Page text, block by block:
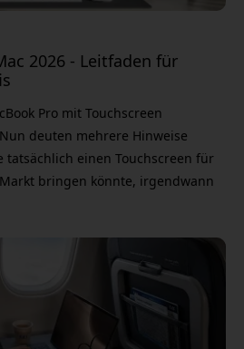
2026 - Leitfaden für
Pro mit Touchscreen
deuten mehrere Hinweise
tatsächlich einen Touchscreen für
bringen könnte, irgendwann
viele Kreative klingt das
um schon heute einen
zu bekommen. Es gibt
die hervorragend mit